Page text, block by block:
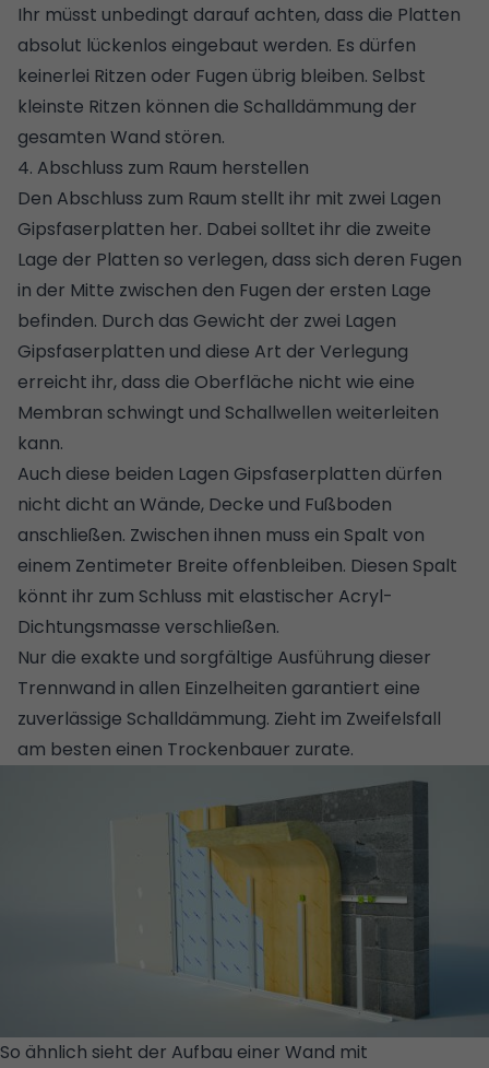
Ihr müsst unbedingt darauf achten, dass die Platten
absolut lückenlos eingebaut werden. Es dürfen
keinerlei Ritzen oder Fugen übrig bleiben. Selbst
kleinste Ritzen können die Schalldämmung der
gesamten Wand stören.
4. Abschluss zum Raum herstellen
Den Abschluss zum Raum stellt ihr mit zwei Lagen
Gipsfaserplatten her. Dabei solltet ihr die zweite
Lage der Platten so verlegen, dass sich deren Fugen
in der Mitte zwischen den Fugen der ersten Lage
befinden. Durch das Gewicht der zwei Lagen
Gipsfaserplatten und diese Art der Verlegung
erreicht ihr, dass die Oberfläche nicht wie eine
Membran schwingt und Schallwellen weiterleiten
kann.
Auch diese beiden Lagen Gipsfaserplatten dürfen
nicht dicht an Wände, Decke und Fußboden
anschließen. Zwischen ihnen muss ein Spalt von
einem Zentimeter Breite offenbleiben. Diesen Spalt
könnt ihr zum Schluss mit elastischer Acryl-
Dichtungsmasse verschließen.
Nur die exakte und sorgfältige Ausführung dieser
Trennwand in allen Einzelheiten garantiert eine
zuverlässige Schalldämmung. Zieht im Zweifelsfall
am besten einen Trockenbauer zurate.
So ähnlich sieht der Aufbau einer Wand mit